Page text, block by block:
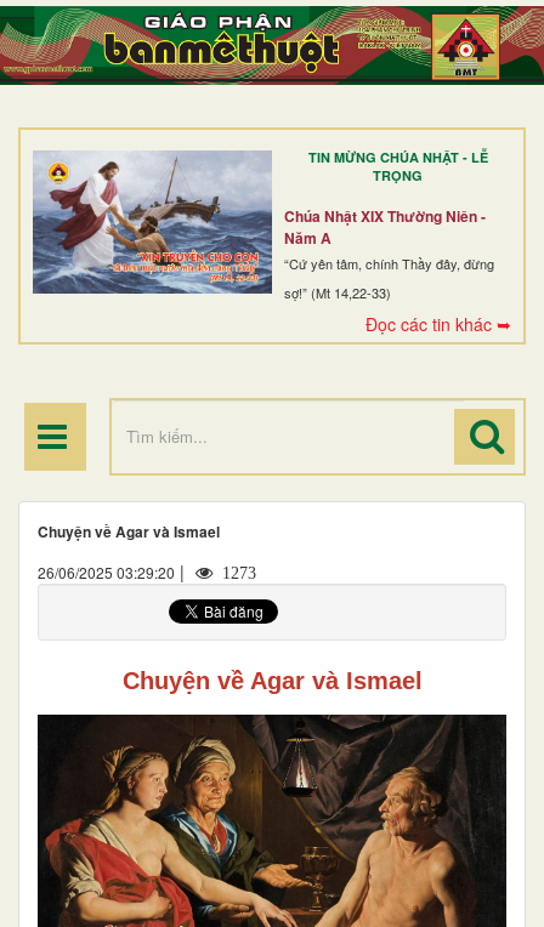
TIN MỪNG CHÚA NHẬT - LỄ
TRỌNG
Chúa Nhật XIX Thường Niên -
Năm A
“Cứ yên tâm, chính Thầy đây, đừng
sợ!” (Mt 14,22-33)
Đọc các tin khác ➥
TRANG NHẤT
GIỚI THIỆU
DÒNG TU
BAN MỤC VỤ
ĐOÀN THỂ CG
Chuyện về Agar và Ismael
26/06/2025 03:29:20 | 1273
Chuyện về Agar và Ismael